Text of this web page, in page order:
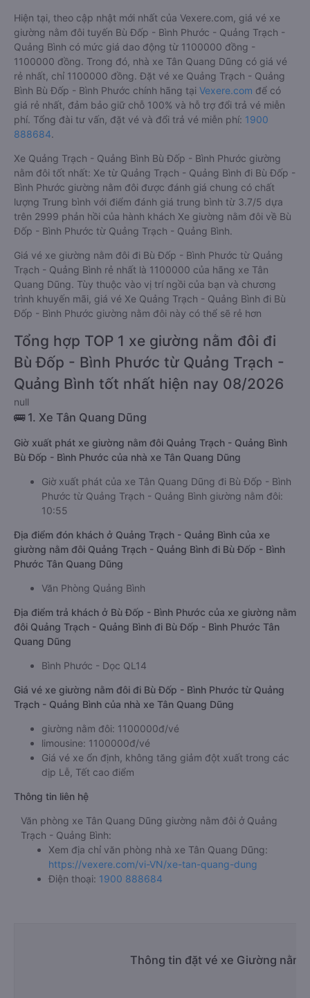
Hiện tại, theo cập nhật mới nhất của Vexere.com, giá vé xe
giường nằm đôi tuyến Bù Đốp - Bình Phước - Quảng Trạch -
Quảng Bình có mức giá dao động từ 1100000 đồng -
1100000 đồng. Trong đó, nhà xe Tân Quang Dũng có giá vé
rẻ nhất, chỉ 1100000 đồng. Đặt vé xe Quảng Trạch - Quảng
Bình Bù Đốp - Bình Phước chính hãng tại Vexere.com để có
giá rẻ nhất, đảm bảo giữ chỗ 100% và hỗ trợ đổi trả vé miễn
phí. Tổng đài tư vấn, đặt vé và đổi trả vé miễn phí: 1900
888684.
Xe Quảng Trạch - Quảng Bình Bù Đốp - Bình Phước giường
nằm đôi tốt nhất: Xe từ Quảng Trạch - Quảng Bình đi Bù Đốp -
Bình Phước giường nằm đôi được đánh giá chung có chất
lượng Trung bình với điểm đánh giá trung bình từ 3.7/5 dựa
trên 2999 phản hồi của hành khách Xe giường nằm đôi về Bù
Đốp - Bình Phước từ Quảng Trạch - Quảng Bình.
Giá vé xe giường nằm đôi đi Bù Đốp - Bình Phước từ Quảng
Trạch - Quảng Bình rẻ nhất là 1100000 của hãng xe Tân
Quang Dũng. Tùy thuộc vào vị trí ngồi của bạn và chương
trình khuyến mãi, giá vé Xe Quảng Trạch - Quảng Bình đi Bù
Đốp - Bình Phước giường nằm đôi này có thể sẽ rẻ hơn
Tổng hợp TOP 1 xe giường nằm đôi đi
Bù Đốp - Bình Phước từ Quảng Trạch -
Quảng Bình tốt nhất hiện nay 08/2026
null
🚌 1. Xe Tân Quang Dũng
Giờ xuất phát xe giường nằm đôi Quảng Trạch - Quảng Bình
Bù Đốp - Bình Phước của nhà xe Tân Quang Dũng
Giờ xuất phát của xe Tân Quang Dũng đi Bù Đốp - Bình
Phước từ Quảng Trạch - Quảng Bình giường nằm đôi:
10:55
Địa điểm đón khách ở Quảng Trạch - Quảng Bình của xe
giường nằm đôi Quảng Trạch - Quảng Bình đi Bù Đốp - Bình
Phước Tân Quang Dũng
Văn Phòng Quảng Bình
Địa điểm trả khách ở Bù Đốp - Bình Phước của xe giường nằm
đôi Quảng Trạch - Quảng Bình đi Bù Đốp - Bình Phước Tân
Quang Dũng
Bình Phước - Dọc QL14
Giá vé xe giường nằm đôi đi Bù Đốp - Bình Phước từ Quảng
Trạch - Quảng Bình của nhà xe Tân Quang Dũng
giường nằm đôi: 1100000đ/vé
limousine: 1100000đ/vé
Giá vé xe ổn định, không tăng giảm đột xuất trong các
dịp Lễ, Tết cao điểm
Thông tin liên hệ
Văn phòng xe Tân Quang Dũng giường nằm đôi ở Quảng
Trạch - Quảng Bình:
Xem địa chỉ văn phòng nhà xe Tân Quang Dũng:
https://vexere.com/vi-VN/xe-tan-quang-dung
Điện thoại: 1900 888684
Thông tin đặt vé xe Giường nằm